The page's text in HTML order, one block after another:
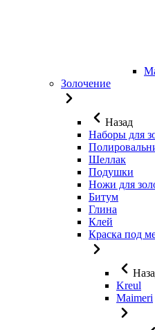
Золочение
Назад
Наборы для
Шеллак
Подушки
Ножи для
Битум
Глина
Клей
Краска под
Kreul
Maimeri